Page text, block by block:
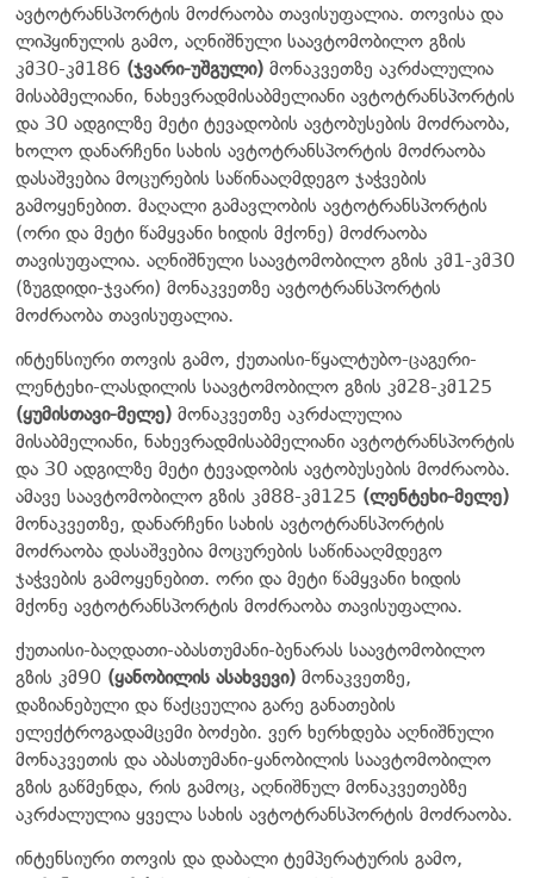
ავტოტრანსპორტის მოძრაობა თავისუფალია. თოვისა და
ლიპყინულის გამო, აღნიშნული საავტომობილო გზის
კმ30-კმ186 (ჯვარი-უშგული) მონაკვეთზე აკრძალულია
მისაბმელიანი, ნახევრადმისაბმელიანი ავტოტრანსპორტის
და 30 ადგილზე მეტი ტევადობის ავტობუსების მოძრაობა,
ხოლო დანარჩენი სახის ავტოტრანსპორტის მოძრაობა
დასაშვებია მოცურების საწინააღმდეგო ჯაჭვების
გამოყენებით. მაღალი გამავლობის ავტოტრანსპორტის
(ორი და მეტი წამყვანი ხიდის მქონე) მოძრაობა
თავისუფალია. აღნიშნული საავტომობილო გზის კმ1-კმ30
(ზუგდიდი-ჯვარი) მონაკვეთზე ავტოტრანსპორტის
მოძრაობა თავისუფალია.
ინტენსიური თოვის გამო, ქუთაისი-წყალტუბო-ცაგერი-
ლენტეხი-ლასდილის საავტომობილო გზის კმ28-კმ125
(ყუმისთავი-მელე) მონაკვეთზე აკრძალულია
მისაბმელიანი, ნახევრადმისაბმელიანი ავტოტრანსპორტის
და 30 ადგილზე მეტი ტევადობის ავტობუსების მოძრაობა.
ამავე საავტომობილო გზის კმ88-კმ125 (ლენტეხი-მელე)
მონაკვეთზე, დანარჩენი სახის ავტოტრანსპორტის
მოძრაობა დასაშვებია მოცურების საწინააღმდეგო
ჯაჭვების გამოყენებით. ორი და მეტი წამყვანი ხიდის
მქონე ავტოტრანსპორტის მოძრაობა თავისუფალია.
ქუთაისი-ბაღდათი-აბასთუმანი-ბენარას საავტომობილო
გზის კმ90 (ყანობილის ასახვევი) მონაკვეთზე,
დაზიანებული და წაქცეულია გარე განათების
ელექტროგადამცემი ბოძები. ვერ ხერხდება აღნიშნული
მონაკვეთის და აბასთუმანი-ყანობილის საავტომობილო
გზის გაწმენდა, რის გამოც, აღნიშნულ მონაკვეთებზე
აკრძალულია ყველა სახის ავტოტრანსპორტის მოძრაობა.
ინტენსიური თოვის და დაბალი ტემპერატურის გამო,